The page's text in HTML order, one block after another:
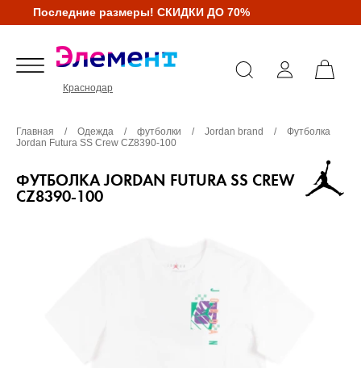
Последние размеры! СКИДКИ ДО 70%
Краснодар
Главная / Одежда / футболки / Jordan brand /
Футболка
Jordan Futura SS Crew CZ8390-100
ФУТБОЛКА JORDAN FUTURA SS CREW
CZ8390-100